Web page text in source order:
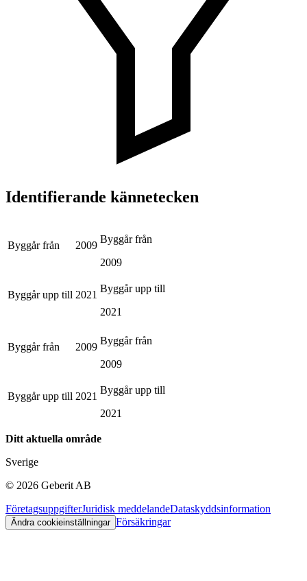
Identifierande kännetecken
Byggår från 2009
Byggår från
2009
Byggår upp till 2021
Byggår upp till
2021
Byggår från 2009
Byggår från
2009
Byggår upp till 2021
Byggår upp till
2021
Ditt aktuella område
Sverige
© 2026 Geberit AB
FöretagsuppgifterJuridisk meddelandeDataskyddsinformation
Ändra cookieinställningar Försäkringar